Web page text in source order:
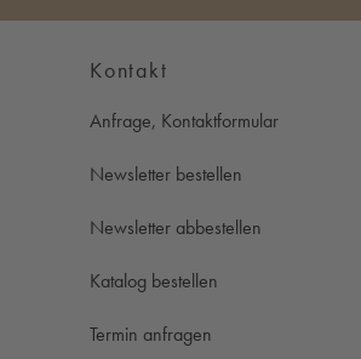
Kontakt
Anfrage, Kontaktformular
Newsletter bestellen
Newsletter abbestellen
Katalog bestellen
Termin anfragen